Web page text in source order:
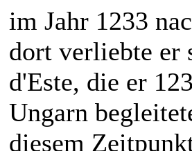
im Jahr 1233
dort verliebte er
d'Este, die er
Ungarn
diesem